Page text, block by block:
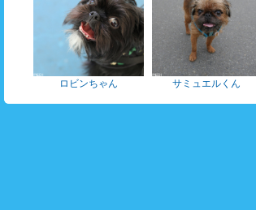
ロビンちゃん サミュエルくん